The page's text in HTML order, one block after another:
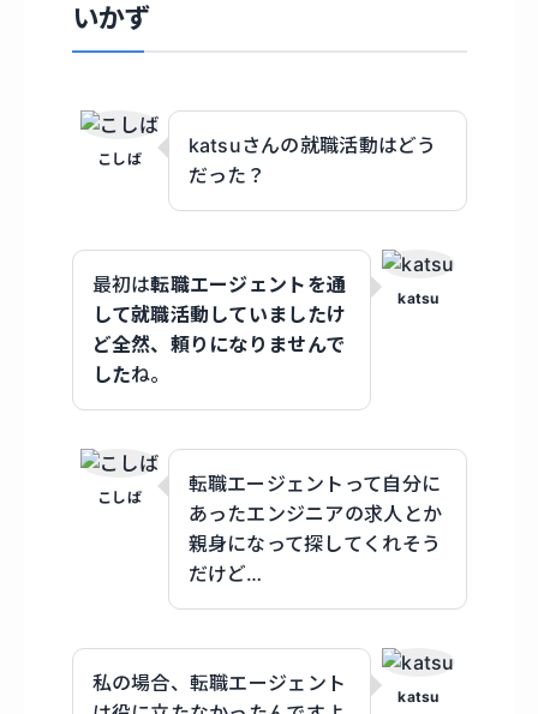
いかず
こしば
katsuさんの就職活動はどう
だった？
katsu
最初は転職エージェントを通
して就職活動していましたけ
ど全然、頼りになりませんで
したね。
こしば
転職エージェントって自分に
あったエンジニアの求人とか
親身になって探してくれそう
だけど…
katsu
私の場合、転職エージェント